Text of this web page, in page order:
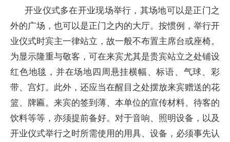
开业仪式多在开业现场举行，其场地可以是正门之
外的广场，也可以是正门之内的大厅。按惯例，举行开
业仪式时宾主一律站立，故一般不布置主席台或座椅。
为显示隆重与敬客，可在来宾尤其是贵宾站立之处铺设
红色地毯，并在场地四周悬挂横幅、标语、气球、彩
带、宫灯。此外，还应当在醒目之处摆放来宾赠送的花
篮、牌匾。来宾的签到薄、本单位的宣传材料、待客的
饮料等等，亦须提前备好。对于音响、照明设备，以及
开业仪式举行之时所需使用的用具、设备，必须事先认